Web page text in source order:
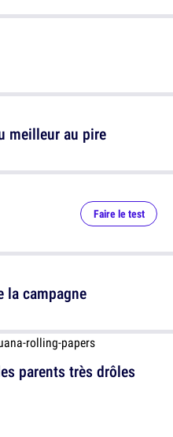
meilleur au pire
parents très drôles
Faire le test
la campagne